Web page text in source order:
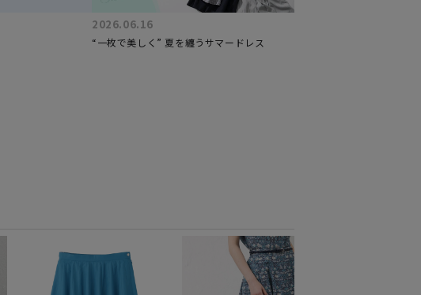
2026.06.16
“一枚で美しく” 夏を纏うサマードレス